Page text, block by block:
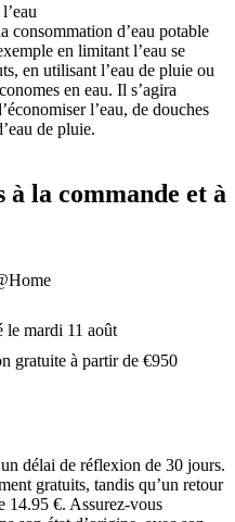
consommation d’eau potable
en limitant l’eau se
en utilisant l’eau de pluie ou
en eau. Il s’agira
l’eau, de douches
de pluie.
la commande et à
le mardi 11 août
gratuite à partir de €950
délai de réflexion de 30 jours.
gratuits, tandis qu’un retour
14.95 €. Assurez‑vous